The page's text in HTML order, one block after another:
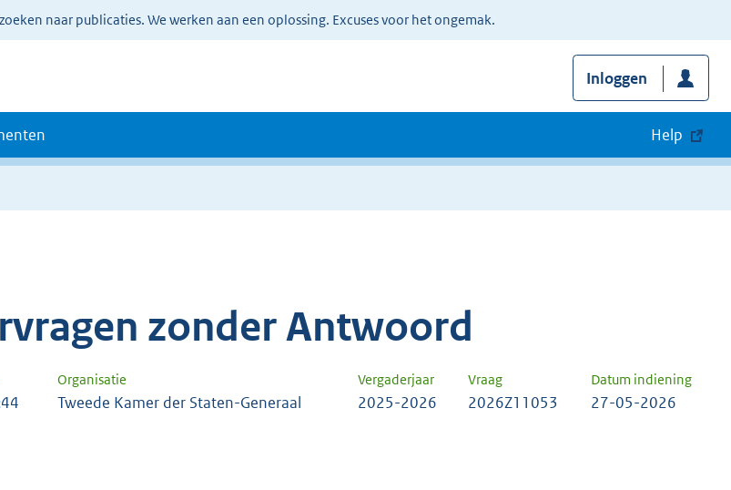
naar publicaties. We werken aan een oplossing. Excuses voor het ongemak.
Inloggen
Help
zonder Antwoord
Organisatie Vergaderjaar Vraag Datum indiening
Tweede Kamer der Staten-Generaal 2025-2026 2026Z11053 27-05-2026